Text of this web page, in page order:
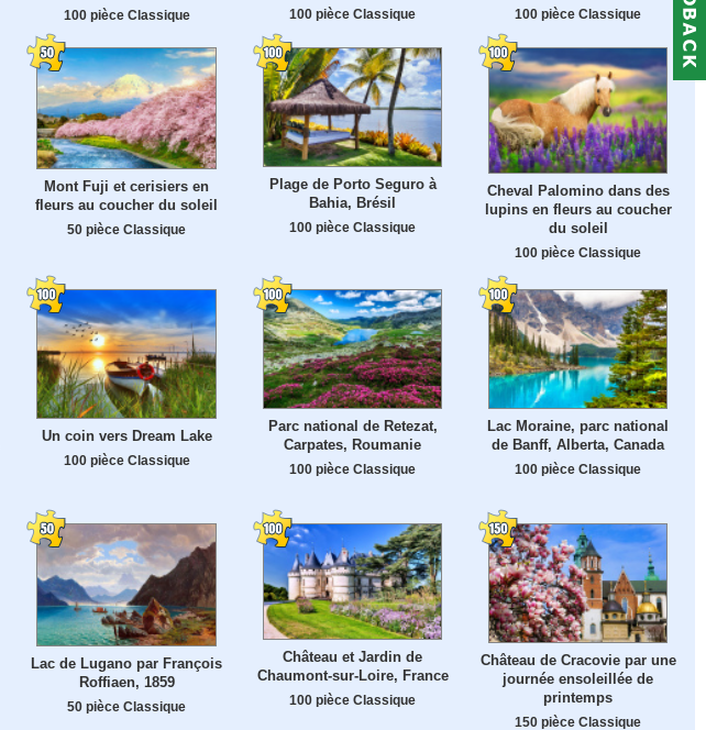
100 pièce Classique 100 pièce Classique 100 pièce Classique
Mont Fuji et cerisiers en
fleurs au coucher du soleil
50 pièce Classique
Plage de Porto Seguro à
Bahia, Brésil
100 pièce Classique
Cheval Palomino dans des
lupins en fleurs au coucher
du soleil
100 pièce Classique
Un coin vers Dream Lake
100 pièce Classique
Parc national de Retezat,
Carpates, Roumanie
100 pièce Classique
Lac Moraine, parc national
de Banff, Alberta, Canada
100 pièce Classique
Lac de Lugano par François
Roffiaen, 1859
50 pièce Classique
Château et Jardin de
Chaumont-sur-Loire, France
100 pièce Classique
Château de Cracovie par une
journée ensoleillée de
printemps
150 pièce Classique